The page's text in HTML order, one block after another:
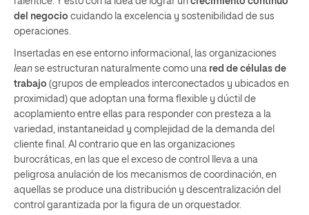
del negocio cuidando la excelencia y sostenibilidad de sus
operaciones.
Insertadas en ese entorno informacional, las organizaciones
lean se estructuran naturalmente como una red de células de
trabajo (grupos de empleados interconectados y ubicados en
proximidad) que adoptan una forma flexible y dúctil de
acoplamiento entre ellas para responder con presteza a la
variedad, instantaneidad y complejidad de la demanda del
cliente final. Al contrario que en las organizaciones
burocráticas, en las que el exceso de control lleva a una
peligrosa anulación de los mecanismos de coordinación, en
aquellas se produce una distribución y descentralización del
control garantizada por la figura de un orquestador.